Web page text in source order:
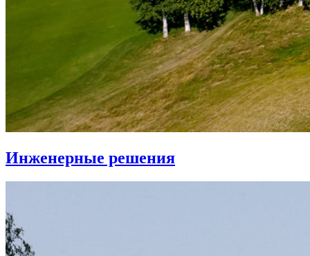
Инженерные решения